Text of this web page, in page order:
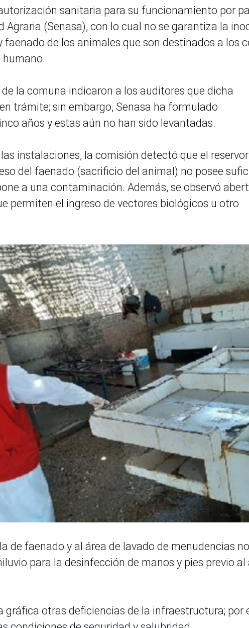
sanitaria para su funcionamiento por
Agraria (Senasa), con lo cual no se garantiza la
de los animales que son destinados a los
la comuna indicaron a los auditores que dicha
trámite; sin embargo, Senasa ha formulado
años y estas aún no han sido levantadas.
instalaciones, la comisión detectó que el
del faenado (sacrificio del animal) no posee
a una contaminación. Además, se observó
permiten el ingreso de vectores biológicos u otro
de faenado y al área de lavado de menudencias no
para la desinfección de manos y pies previo al
gráfica otras deficiencias de la infraestructura; por